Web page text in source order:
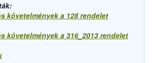
követelmények a 128 rendelet
követelmények a 316_2013 rendelet